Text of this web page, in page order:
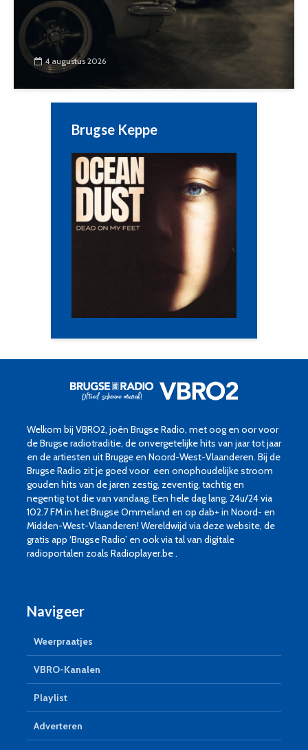
4 augustus 2026
Brugse Keppe
Welkom bij VBRO2, joèn Brugse Radio, met oog en oor voor
de Brugse radiotraditie, de onvergetelijke hits van jaar tot jaar
en de artiesten uit Brugge en Noord-West-Vlaanderen. Bij de
Brugse Radio zit je goed voor een onophoudelijke stroom
gouden hits van de jaren zestig, zeventig, tachtig en
negentig tot die van vandaag. Een hele dag lang, 24u/24 via
102.7 FM in het Brugse Ommeland en op dab+ in Noord- en
Midden-West-Vlaanderen! Wereldwijd via deze website, de
gratis app ‘Brugse Radio’ en ook via tal van digitale
radioportalen zoals Radioplayer.be .
Navigeer
Weerpraatjes
VBRO-Kanalen
Playlist
Adverteren